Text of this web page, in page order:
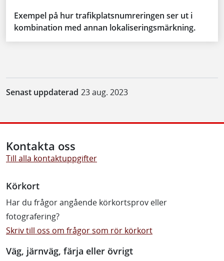
Exempel på hur trafikplatsnumreringen ser ut i
kombination med annan lokaliseringsmärkning.
Senast uppdaterad 23 aug. 2023
Kontakta oss
Till alla kontaktuppgifter
Körkort
Har du frågor angående körkortsprov eller
fotografering?
Skriv till oss om frågor som rör körkort
Väg, järnväg, färja eller övrigt